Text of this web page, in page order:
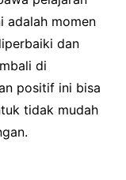
adalah momen
dan
di
positif ini bisa
tidak mudah